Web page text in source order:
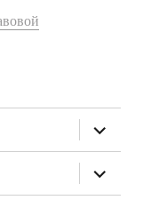
раскрыть
дочернее
меню
раскрыть
дочернее
меню